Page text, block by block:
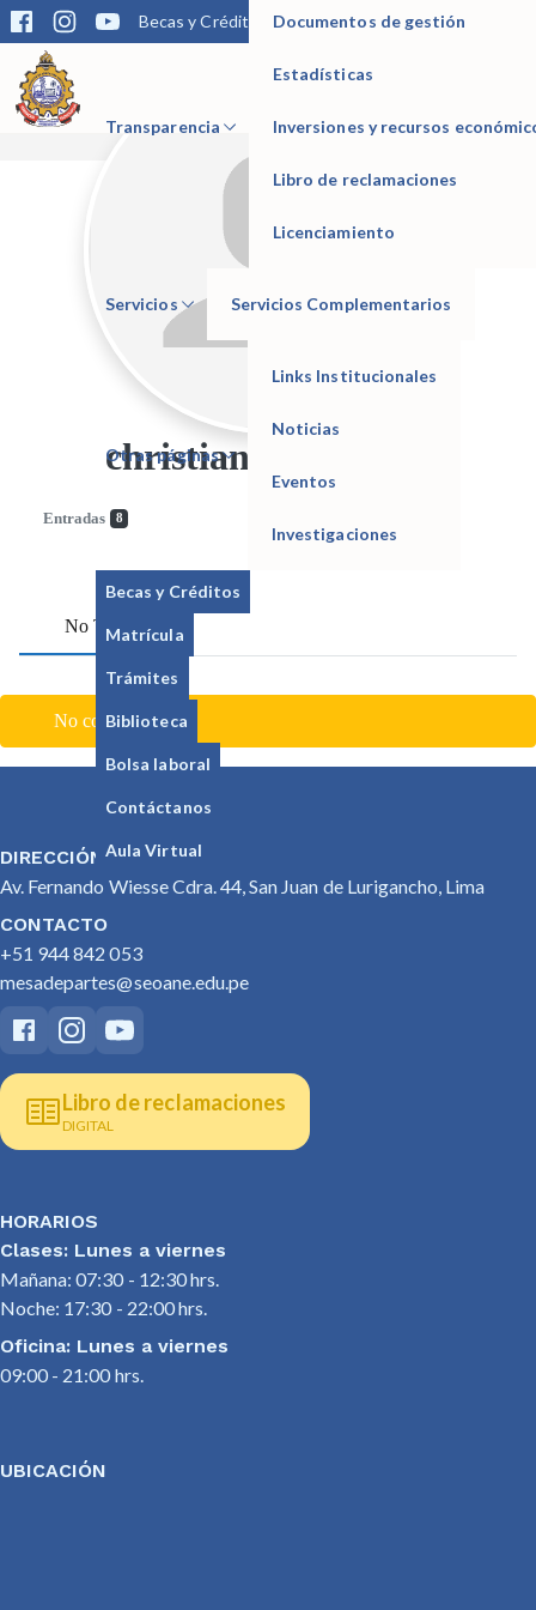
Becas y Créditos Matrícula Trámites Biblioteca
IESTP Manuel Seoane Corrales
Transparencia
Documentos de gestión
Estadísticas
Inversiones y recursos
Libro de reclamaciones
Licenciamiento
Servicios Servicios Complementarios
Otras páginas
Links Institucionales
Noticias
Eventos
Investigaciones
Becas y Créditos
Matrícula
Trámites
Biblioteca
Bolsa laboral
Contáctanos
Aula Virtual
christian hernandez
Entradas 8
No Tabs
No content found.
DIRECCIÓN
Av. Fernando Wiesse Cdra. 44, San Juan de Lurigancho, Lima
CONTACTO
+51 944 842 053
mesadepartes@seoane.edu.pe
Libro de reclamaciones
DIGITAL
HORARIOS
Clases: Lunes a viernes
Mañana: 07:30 - 12:30 hrs.
Noche: 17:30 - 22:00 hrs.
Oficina: Lunes a viernes
09:00 - 21:00 hrs.
UBICACIÓN